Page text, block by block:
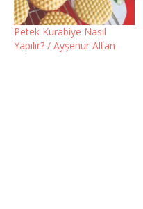
Petek Kurabiye Nasıl
Yapılır? / Ayşenur Altan